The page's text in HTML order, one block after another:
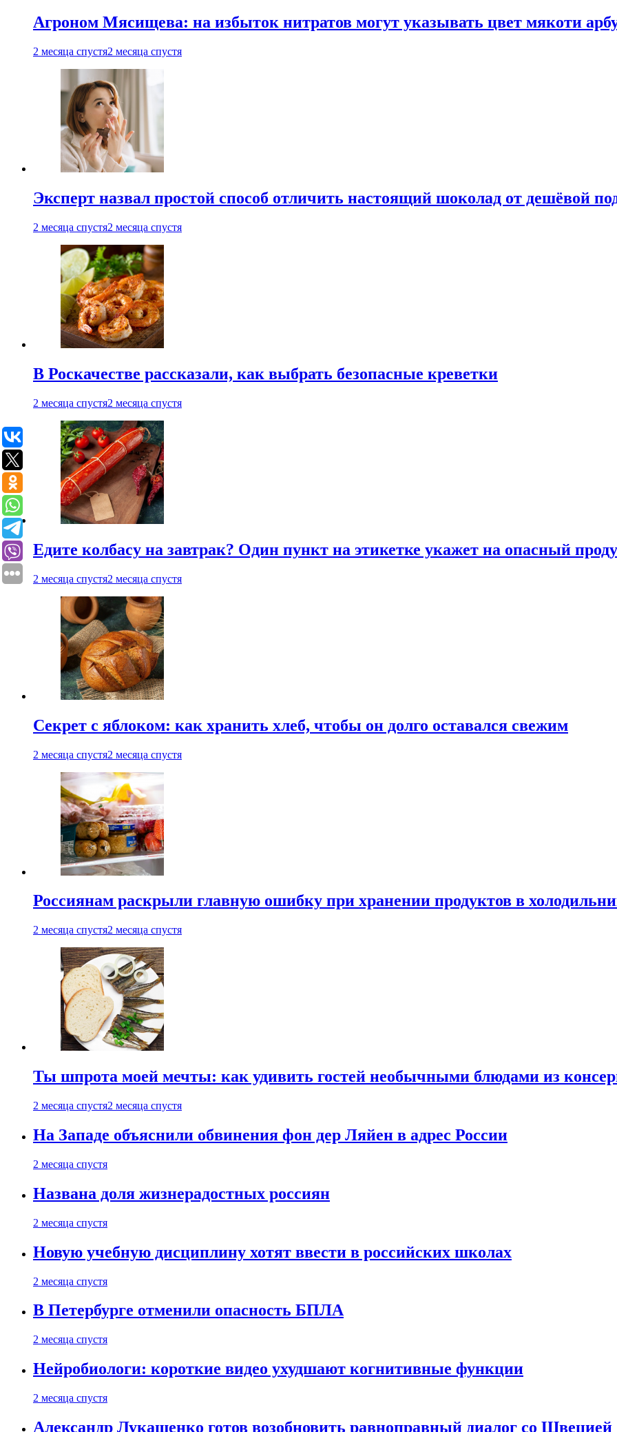
Агроном Мясищева: на избыток нитратов могут указывать цвет мякоти
2 месяца спустя2 месяца спустя
Эксперт назвал простой способ отличить настоящий шоколад от дешёвой
2 месяца спустя2 месяца спустя
В Роскачестве рассказали, как выбрать безопасные креветки
2 месяца спустя2 месяца спустя
Едите колбасу на завтрак? Один пункт на этикетке укажет на опасный
2 месяца спустя2 месяца спустя
Секрет с яблоком: как хранить хлеб, чтобы он долго оставался свежим
2 месяца спустя2 месяца спустя
Россиянам раскрыли главную ошибку при хранении продуктов в
2 месяца спустя2 месяца спустя
Ты шпрота моей мечты: как удивить гостей необычными блюдами из
2 месяца спустя2 месяца спустя
На Западе объяснили обвинения фон дер Ляйен в адрес России
2 месяца спустя
Названа доля жизнерадостных россиян
2 месяца спустя
Новую учебную дисциплину хотят ввести в российских школах
2 месяца спустя
В Петербурге отменили опасность БПЛА
2 месяца спустя
Нейробиологи: короткие видео ухудшают когнитивные функции
2 месяца спустя
Александр Лукашенко готов возобновить равноправный диалог со Швецией